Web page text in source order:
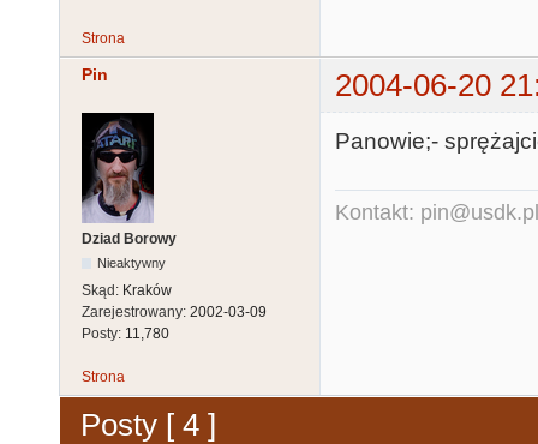
Strona
Pin 2004-06-20
Dziad Borowy
Nieaktywny
Skąd: Kraków
Zarejestrowany: 2002-03-09
Posty: 11,780
Panowie;-
Kontakt: pin@usdk.pl
Strona
Posty [ 4 ]